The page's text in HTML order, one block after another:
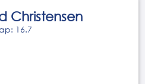
Christensen
16.7